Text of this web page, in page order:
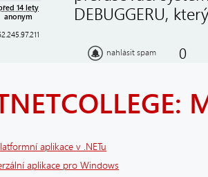
14 lety
anonym
DEBUGGERU,
nahlásit spam 0
aplikace v .NETu
aplikace pro Windows